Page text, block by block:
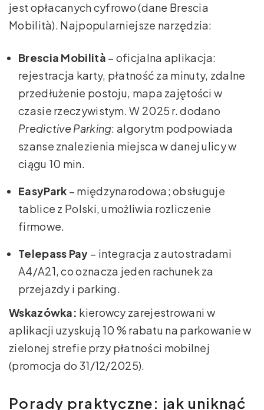
jest opłacanych cyfrowo (dane Brescia
Mobilità). Najpopularniejsze narzędzia:
Brescia Mobilità – oficjalna aplikacja:
rejestracja karty, płatność za minuty, zdalne
przedłużenie postoju, mapa zajętości w
czasie rzeczywistym. W 2025 r. dodano
Predictive Parking: algorytm podpowiada
szanse znalezienia miejsca w danej ulicy w
ciągu 10 min.
EasyPark – międzynarodowa; obsługuje
tablice z Polski, umożliwia rozliczenie
firmowe.
Telepass Pay – integracja z autostradami
A4/A21, co oznacza jeden rachunek za
przejazdy i parking.
Wskazówka: kierowcy zarejestrowani w
aplikacji uzyskują 10 % rabatu na parkowanie w
zielonej strefie przy płatności mobilnej
(promocja do 31/12/2025).
Porady praktyczne: jak uniknąć